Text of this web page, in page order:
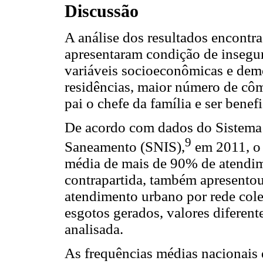
Discussão
A análise dos resultados
apresentaram condição de
variáveis socioeconômicas e
residências, maior número de
pai o chefe da família e ser
De acordo com dados do
Saneamento (SNIS),9 em 2011,
média de mais de 90% de
contrapartida, também
atendimento urbano por rede
esgotos gerados, valores
analisada.
As frequências médias